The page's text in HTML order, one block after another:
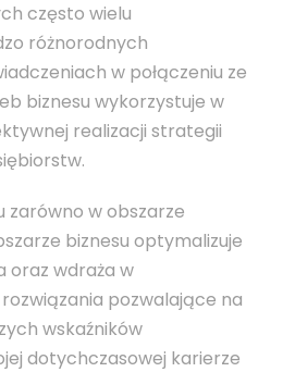
często wielu
różnorodnych
w połączeniu ze
biznesu wykorzystuje w
realizacji strategii
zarówno w obszarze
biznesu optymalizuje
oraz wdraża w
pozwalające na
wskaźników
dotychczasowej karierze